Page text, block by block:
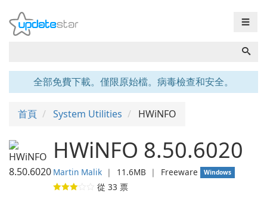
☰
全部免費下載。僅限原始檔。病毒檢查和安全。
首頁 System Utilities HWiNFO
HWiNFO 8.50.6020
Martin Malik ❘ 11.6MB ❘ Freeware Windows
從 33 票